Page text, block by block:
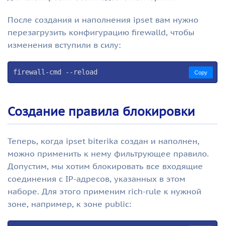
После создания и наполнения ipset вам нужно
перезагрузить конфигурацию firewalld, чтобы
изменения вступили в силу:
firewall-cmd --reload Copy
Создание правила блокировки
Теперь, когда ipset biterika создан и наполнен,
можно применить к нему фильтрующее правило.
Допустим, мы хотим блокировать все входящие
соединения с IP-адресов, указанных в этом
наборе. Для этого применим rich-rule к нужной
зоне, например, к зоне public: